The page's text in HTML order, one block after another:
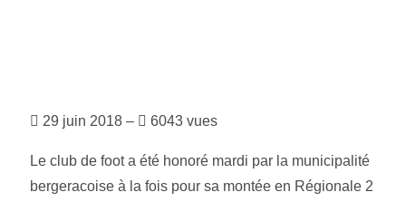
29 juin 2018 – 6043 vues
Le club de foot a été honoré mardi par la municipalité
bergeracoise à la fois pour sa montée en Régionale 2